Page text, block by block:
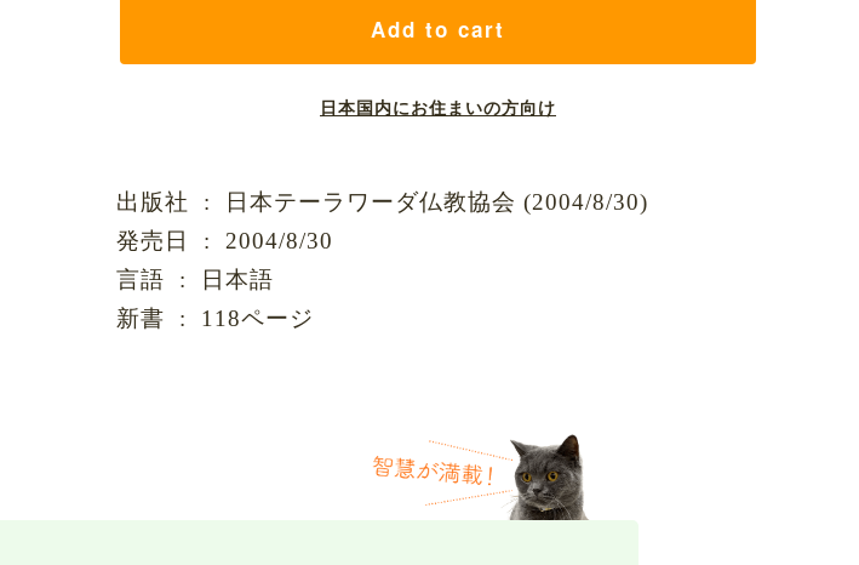
Add to cart
日本国内にお住まいの方向け
出版社 ‏ : ‎ 日本テーラワーダ仏教協会 (2004/8/30)
発売日 ‏ : ‎ 2004/8/30
言語 ‏ : ‎ 日本語
新書 ‏ : ‎ 118ページ